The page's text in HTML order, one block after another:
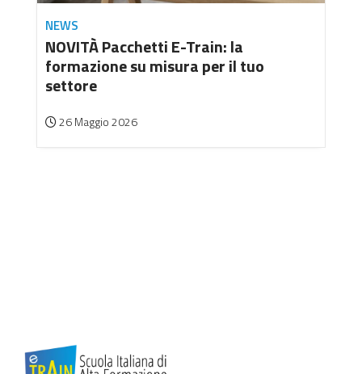
NEWS
NOVITÀ Pacchetti E-Train: la
formazione su misura per il tuo
settore
26 Maggio 2026